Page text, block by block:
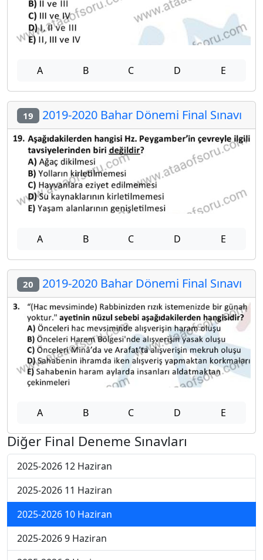
A B C D E
19 2019-2020 Bahar Dönemi Final Sınavı
A B C D E
20 2019-2020 Bahar Dönemi Final Sınavı
A B C D E
Diğer Final Deneme Sınavları
2025-2026 12 Haziran
2025-2026 11 Haziran
2025-2026 10 Haziran
2025-2026 9 Haziran